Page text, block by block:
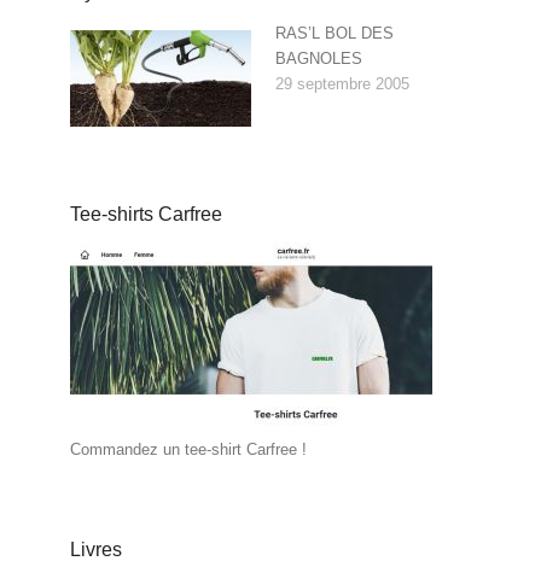
RAS’L BOL DES
BAGNOLES
29 septembre 2005
Tee-shirts Carfree
Commandez un tee-shirt Carfree !
Livres